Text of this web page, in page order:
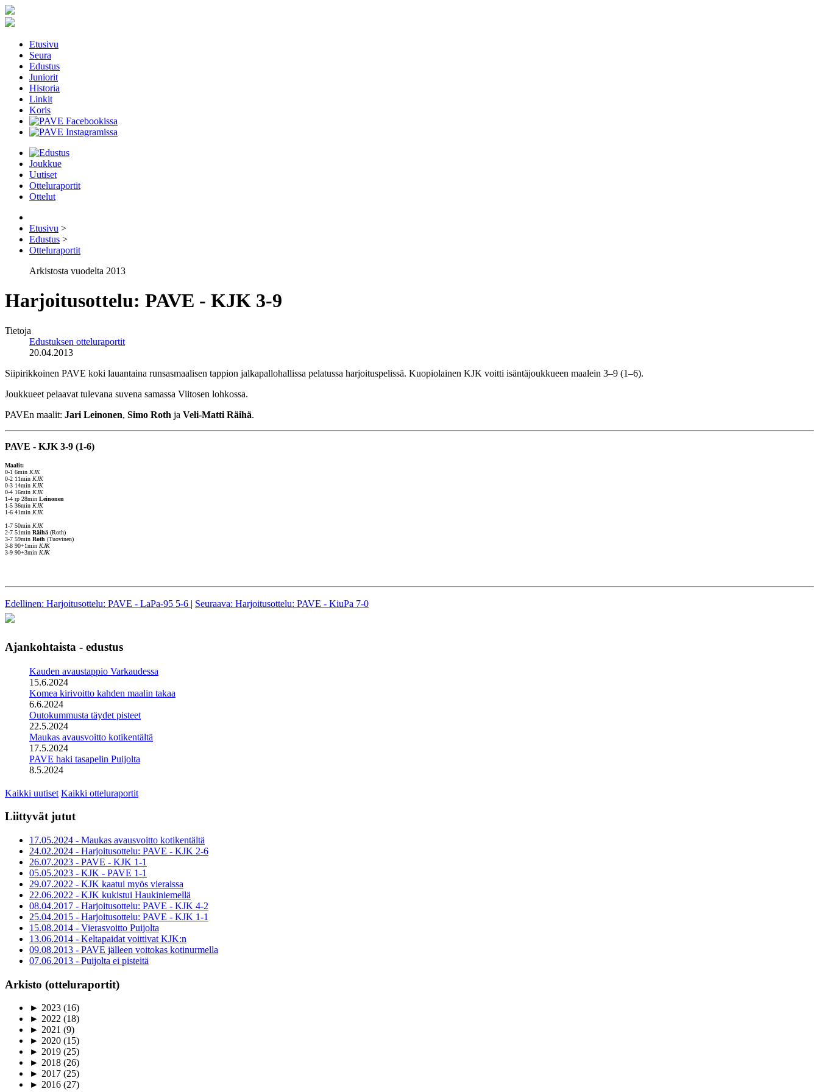
Etusivu
Seura
Edustus
Juniorit
Historia
Linkit
Koris
Joukkue
Uutiset
Otteluraportit
Ottelut
Etusivu >
Edustus >
Otteluraportit
Arkistosta vuodelta 2013
Harjoitusottelu: PAVE - KJK 3-9
Tietoja
Edustuksen otteluraportit
20.04.2013
Siipirikkoinen PAVE koki lauantaina runsasmaalisen tappion jalkapallohallissa pelatussa harjoituspelissä. Kuopiolainen KJK voitti isäntäjoukkueen maalein 3–9 (1–6).
Joukkueet pelaavat tulevana suvena samassa Viitosen lohkossa.
PAVEn maalit: Jari Leinonen, Simo Roth ja Veli-Matti Räihä.
PAVE - KJK 3-9 (1-6)
Maalit:
0-1 6min KJK
0-2 11min KJK
0-3 14min KJK
0-4 16min KJK
1-4 rp 28min Leinonen
1-5 36min KJK
1-6 41min KJK
1-7 50min KJK
2-7 51min Räihä (Roth)
3-7 59min Roth (Tuovinen)
3-8 90+1min KJK
3-9 90+3min KJK
Edellinen: Harjoitusottelu: PAVE - LaPa-95 5-6 | Seuraava: Harjoitusottelu: PAVE - KiuPa 7-0
Ajankohtaista - edustus
Kauden avaustappio Varkaudessa
15.6.2024
Komea kirivoitto kahden maalin takaa
6.6.2024
Outokummusta täydet pisteet
22.5.2024
Maukas avausvoitto kotikentältä
17.5.2024
PAVE haki tasapelin Puijolta
8.5.2024
Kaikki uutiset Kaikki otteluraportit
Liittyvät jutut
17.05.2024 - Maukas avausvoitto kotikentältä
24.02.2024 - Harjoitusottelu: PAVE - KJK 2-6
26.07.2023 - PAVE - KJK 1-1
05.05.2023 - KJK - PAVE 1-1
29.07.2022 - KJK kaatui myös vieraissa
22.06.2022 - KJK kukistui Haukiniemellä
08.04.2017 - Harjoitusottelu: PAVE - KJK 4-2
25.04.2015 - Harjoitusottelu: PAVE - KJK 1-1
15.08.2014 - Vierasvoitto Puijolta
13.06.2014 - Keltapaidat voittivat KJK:n
09.08.2013 - PAVE jälleen voitokas kotinurmella
07.06.2013 - Puijolta ei pisteitä
Arkisto (otteluraportit)
► 2023 (16)
► 2022 (18)
► 2021 (9)
► 2020 (15)
► 2019 (25)
► 2018 (26)
► 2017 (25)
► 2016 (27)